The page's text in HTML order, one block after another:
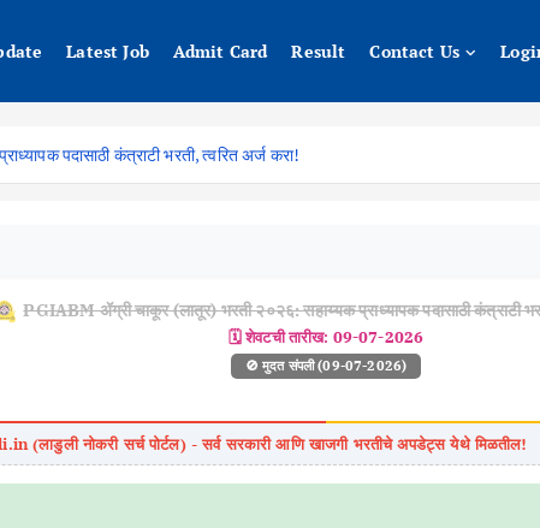
पदासाठी कंत्राटी भरती, त्वरित अर्ज करा!
PGIABM ॲग्री चाकूर (लातूर) भरती २०२६: सहाय्यक प्राध्यापक पदासाठी कंत्राटी
🗓️ शेवटची तारीख: 09-07-2026
🚫 मुदत संपली (09-07-2026)
Latest Job Admit Card Result Contact Us